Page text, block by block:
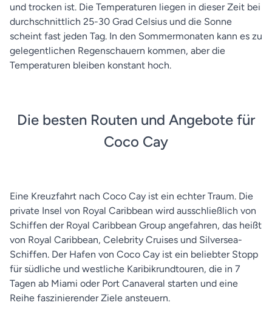
und trocken ist. Die Temperaturen liegen in dieser Zeit bei
durchschnittlich 25-30 Grad Celsius und die Sonne
scheint fast jeden Tag. In den Sommermonaten kann es zu
gelegentlichen Regenschauern kommen, aber die
Temperaturen bleiben konstant hoch.
Die besten Routen und Angebote für
Coco Cay
Eine Kreuzfahrt nach Coco Cay ist ein echter Traum. Die
private Insel von Royal Caribbean wird ausschließlich von
Schiffen der Royal Caribbean Group angefahren, das heißt
von Royal Caribbean, Celebrity Cruises und Silversea-
Schiffen. Der Hafen von Coco Cay ist ein beliebter Stopp
für südliche und westliche Karibikrundtouren, die in 7
Tagen ab Miami oder Port Canaveral starten und eine
Reihe faszinierender Ziele ansteuern.